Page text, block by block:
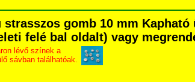
strasszos gomb 10 mm
felé bal oldalt) vagy
lévő színek a
sávban találhatóak.